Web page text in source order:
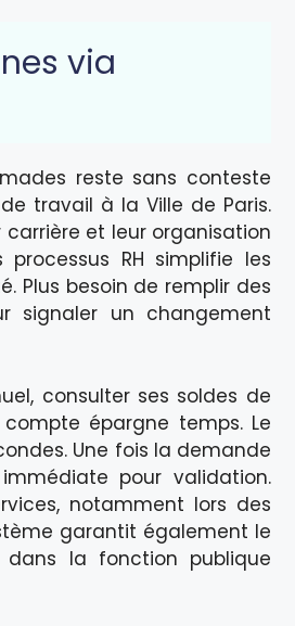
via
reste sans conteste
travail à la Ville de Paris.
et leur organisation
RH simplifie les
Plus besoin de remplir des
signaler un changement
consulter ses soldes de
épargne temps. Le
Une fois la demande
pour validation.
notamment lors des
garantit également le
la fonction publique